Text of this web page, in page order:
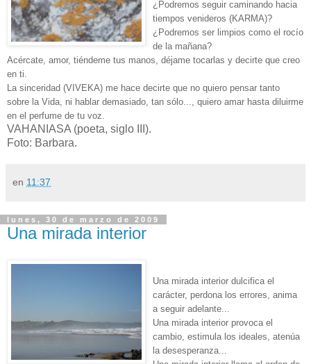
¿Podremos seguir caminando hacia
tiempos venideros (KARMA)?
¿Podremos ser limpios como el rocío
de la mañana?
Acércate, amor, tiéndeme tus manos, déjame tocarlas y decirte que creo
en ti.
La sinceridad (VIVEKA) me hace decirte que no quiero pensar tanto
sobre la Vida, ni hablar demasiado, tan sólo..., quiero amar hasta diluirme
en el perfume de tu voz.
VAHANIASA (poeta, siglo III).
Foto: Barbara.
en 11:37
lunes, 30 de marzo de 2009
Una mirada interior
Una mirada interior dulcifica el
carácter, perdona los errores, anima
a seguir adelante...
Una mirada interior provoca el
cambio, estimula los ideales, atenúa
la desesperanza...